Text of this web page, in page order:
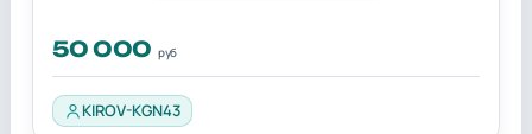
50 000 руб
KIROV-KGN43